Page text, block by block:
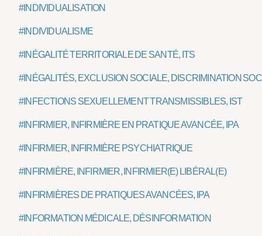
#INDIVIDUALISATION
#INDIVIDUALISME
#INÉGALITÉ TERRITORIALE DE SANTÉ, ITS
#INÉGALITÉS, EXCLUSION SOCIALE, DISCRIMINATION
#INFECTIONS SEXUELLEMENT TRANSMISSIBLES, IST
#INFIRMIER, INFIRMIÈRE EN PRATIQUE AVANCÉE, IPA
#INFIRMIER, INFIRMIÈRE PSYCHIATRIQUE
#INFIRMIÈRE, INFIRMIER, INFIRMIER(E) LIBÉRAL(E)
#INFIRMIÈRES DE PRATIQUES AVANCÉES, IPA
#INFORMATION MÉDICALE, DÉSINFORMATION